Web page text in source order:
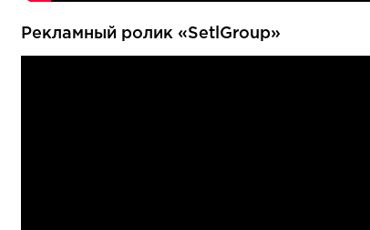
Рекламный ролик «SetlGroup»